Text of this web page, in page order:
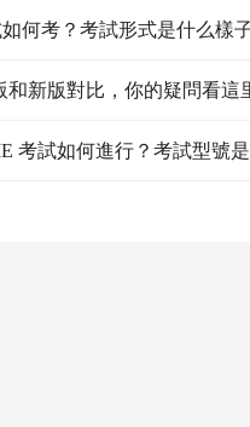
何考？考試形式是什么樣
和新版對比，你的疑問看這
考試如何進行？考試型號